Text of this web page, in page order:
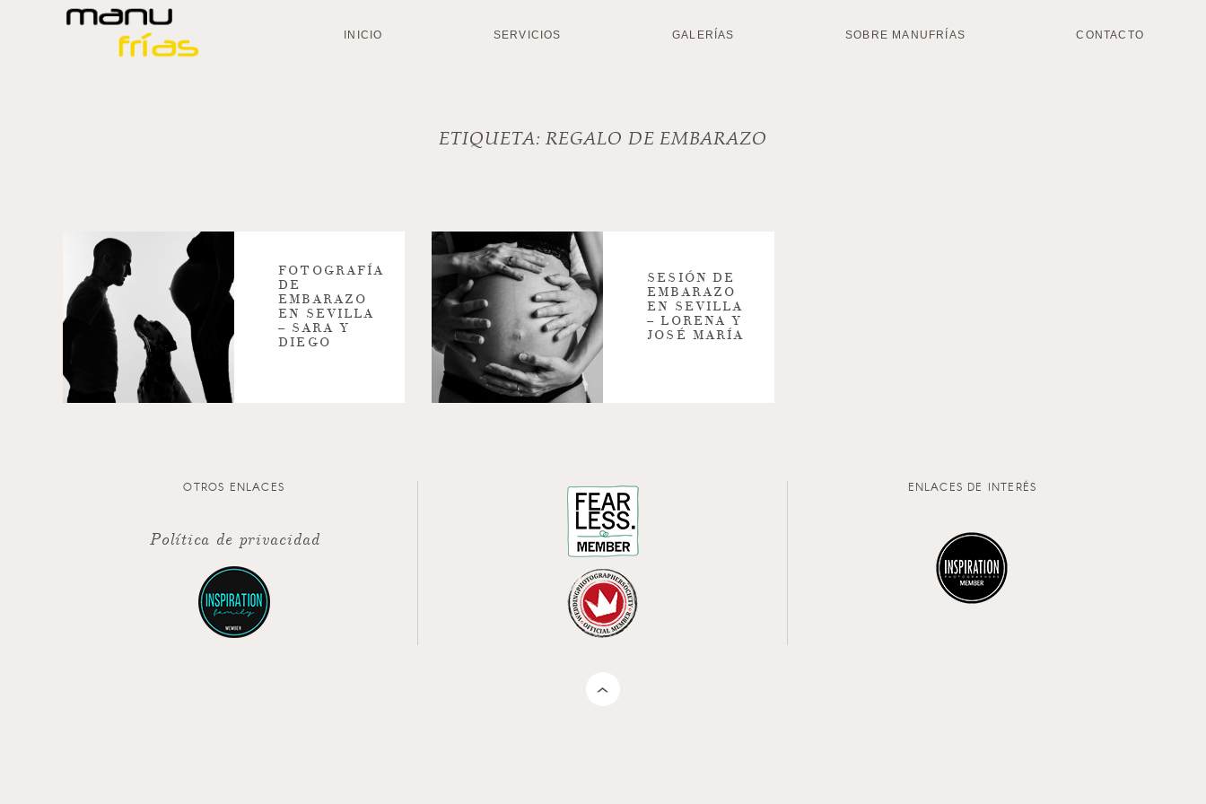
INICIO SERVICIOS GALERÍAS SOBRE MANUFRÍAS CONTACTO
ETIQUETA:REGALO DE EMBARAZO
FOTOGRAFÍA
DE
EMBARAZO
EN SEVILLA
– SARA Y
DIEGO
SESIÓN DE
EMBARAZO
EN SEVILLA
– LORENA Y
JOSÉ MARÍA
OTROS ENLACES
Política de privacidad
ENLACES DE INTERÉS